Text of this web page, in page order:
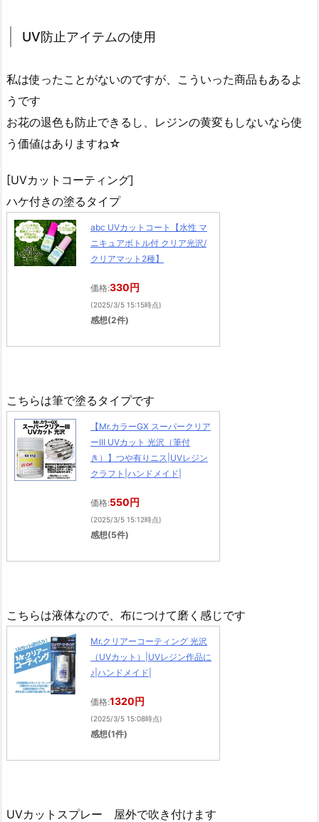
UV防止アイテムの使用
私は使ったことがないのですが、こういった商品もあるよ
うです
お花の退色も防止できるし、レジンの黄変もしないなら使
う価値はありますね☆
[UVカットコーティング]
ハケ付きの塗るタイプ
abc UVカットコート【水性 マ
ニキュアボトル付 クリア光沢/
クリアマット2種】
価格:330円
(2025/3/5 15:15時点)
感想(2件)
こちらは筆で塗るタイプです
【Mr.カラーGX スーパークリア
ーIII UVカット 光沢（筆付
き）】つや有りニス|UVレジン
クラフト|ハンドメイド|
価格:550円
(2025/3/5 15:12時点)
感想(5件)
こちらは液体なので、布につけて磨く感じです
Mr.クリアーコーティング 光沢
（UVカット）|UVレジン作品に
♪|ハンドメイド|
価格:1320円
(2025/3/5 15:08時点)
感想(1件)
UVカットスプレー 屋外で吹き付けます